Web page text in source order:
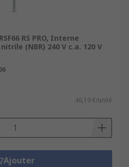
RS PRO, Interne
(NBR) 240 V c.a. 120 V
46,19 €/unité
Ajouter